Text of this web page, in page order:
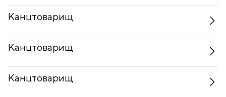
Канцтоварищ
Канцтоварищ
Канцтоварищ